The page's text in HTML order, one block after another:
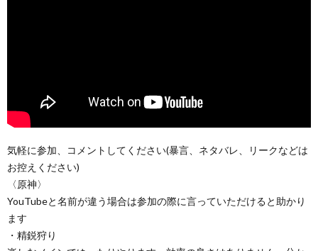
気軽に参加、コメントしてください(暴言、ネタバレ、リークなどは
お控えください)
〈原神〉
YouTubeと名前が違う場合は参加の際に言っていただけると助かり
ます
・精鋭狩り